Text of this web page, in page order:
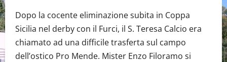
Dopo la cocente eliminazione subita in Coppa
Sicilia nel derby con il Furci, il S. Teresa Calcio era
chiamato ad una difficile trasferta sul campo
dell’ostico Pro Mende. Mister Enzo Filoramo si